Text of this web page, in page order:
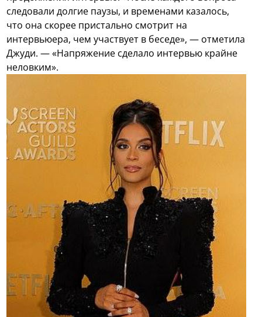
следовали долгие паузы, и временами казалось,
что она скорее пристально смотрит на
интервьюера, чем участвует в беседе», — отметила
Джуди. — «Напряжение сделало интервью крайне
неловким».